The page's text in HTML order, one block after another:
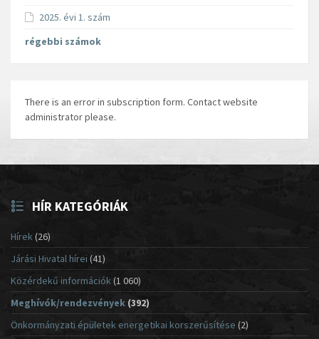
2025. évi 1. szám
régebbi számok
There is an error in subscription form. Contact website
administrator please.
HÍR KATEGÓRIÁK
Hírek(26)
Járási Hivatal hírei (41)
Közérdekű információk(1 060)
Meghívók/rendezvények (392)
Önkormányzati épületek energetikai korszerűsítése (2)